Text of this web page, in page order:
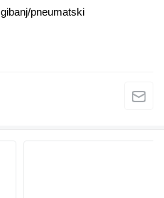
gibanj/pneumatski